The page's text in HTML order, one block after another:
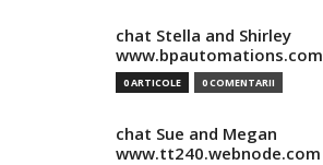
chat Stella and Shirley
www.bpautomations.com
0 ARTICOLE 0 COMENTARII
chat Sue and Megan
www.tt240.webnode.com